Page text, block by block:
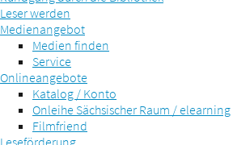
Leser werden
Medienangebot
Medien finden
Service
Onlineangebote
Katalog / Konto
Onleihe Sächsischer Raum / elearning
Filmfriend